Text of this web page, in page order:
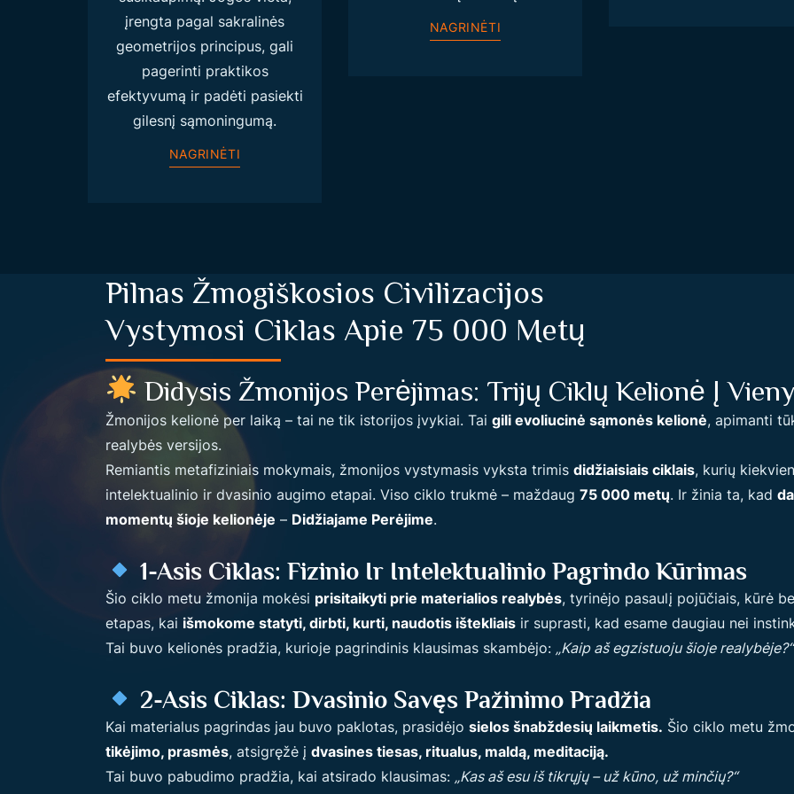
įrengta pagal sakralinės
geometrijos principus, gali
pagerinti praktikos
efektyvumą ir padėti pasiekti
gilesnį sąmoningumą.
NAGRINĖTI
NAGRINĖTI
Pilnas Žmogiškosios Civilizacijos
Vystymosi Ciklas Apie 75 000 Metų
Didysis Žmonijos Perėjimas: Trijų Ciklų Kelionė Į
Žmonijos kelionė per laiką – tai ne tik istorijos įvykiai. Tai gili evoliucinė sąmonės kelionė, apimanti
realybės versijos.
Remiantis metafiziniais mokymais, žmonijos vystymasis vyksta trimis didžiaisiais ciklais, kurių
intelektualinio ir dvasinio augimo etapai. Viso ciklo trukmė – maždaug 75 000 metų. Ir žinia ta, kad
momentų šioje kelionėje – Didžiajame Perėjime.
1-Asis Ciklas: Fizinio Ir Intelektualinio Pagrindo Kūrimas
Šio ciklo metu žmonija mokėsi prisitaikyti prie materialios realybės, tyrinėjo pasaulį pojūčiais, kūrė
etapas, kai išmokome statyti, dirbti, kurti, naudotis ištekliais ir suprasti, kad esame daugiau nei
Tai buvo kelionės pradžia, kurioje pagrindinis klausimas skambėjo: „Kaip aš egzistuoju šioje realybėje?“
2-Asis Ciklas: Dvasinio Savęs Pažinimo Pradžia
Kai materialus pagrindas jau buvo paklotas, prasidėjo sielos šnabždesių laikmetis. Šio ciklo metu
tikėjimo, prasmės, atsigręžė į dvasines tiesas, ritualus, maldą, meditaciją.
Tai buvo pabudimo pradžia, kai atsirado klausimas: „Kas aš esu iš tikrųjų – už kūno, už minčių?“